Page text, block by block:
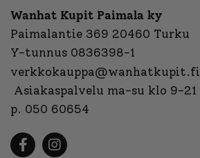
Wanhat Kupit Paimala ky
Paimalantie 369 20460 Turku
Y-tunnus 0836398-1
verkkokauppa@wanhatkupit.fi
Asiakaspalvelu ma-su klo 9-21
p. 050 60654